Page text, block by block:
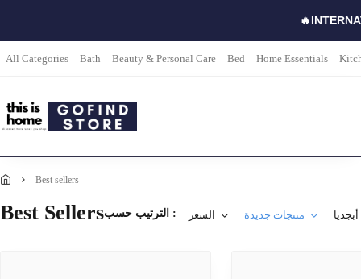
All Categories Bath Beauty & Personal Care Bed Home Essentials
best sellers
Best Sellers الترتيب حسب : السعر منتجات جديدة أبجديا